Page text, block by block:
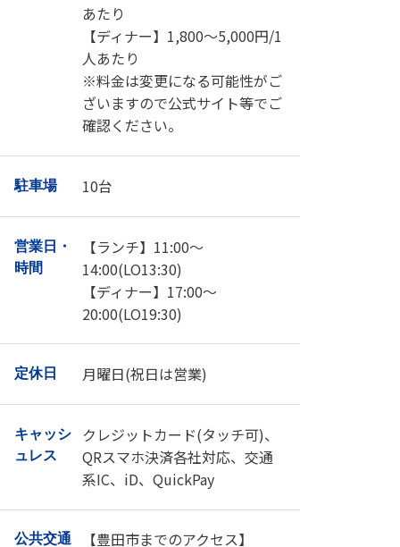
あたり
【ディナー】1,800～5,000円/1
人あたり
※料金は変更になる可能性がご
ざいますので公式サイト等でご
確認ください。
駐車場 10台
営業日・
時間
【ランチ】11:00～
14:00(LO13:30)
【ディナー】17:00～
20:00(LO19:30)
定休日 月曜日(祝日は営業)
キャッシ
ュレス
クレジットカード(タッチ可)、
QRスマホ決済各社対応、交通
系IC、iD、QuickPay
公共交通
【豊田市までのアクセス】